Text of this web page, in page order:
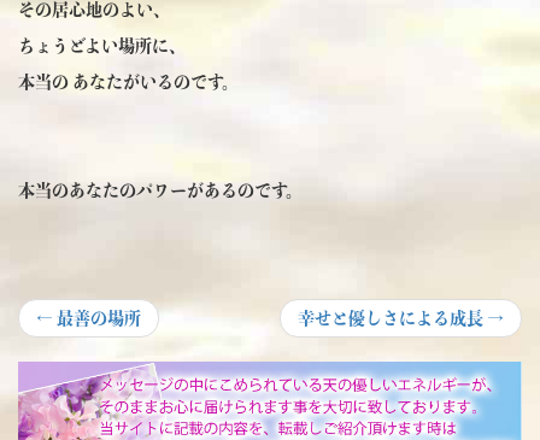
その居心地のよい、
ちょうどよい場所に、
本当の あなたがいるのです。
本当のあなたのパワーがあるのです。
投
稿
ナ
← Previous
post:
最善の場所
Next
post:
幸せと優しさによる成長 →